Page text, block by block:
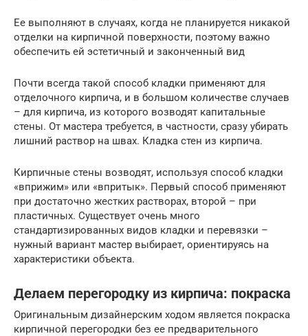
Ее выполняют в случаях, когда не планируется никакой
отделки на кирпичной поверхности, поэтому важно
обеспечить ей эстетичный и законченный вид
Почти всегда такой способ кладки применяют для
отделочного кирпича, и в большом количестве случаев
– для кирпича, из которого возводят капитальные
стены. От мастера требуется, в частности, сразу убирать
лишний раствор на швах. Кладка стен из кирпича.
Кирпичные стены возводят, используя способ кладки
«вприжим» или «впритык». Первый способ применяют
при достаточно жестких растворах, второй – при
пластичных. Существует очень много
стандартизированных видов кладки и перевязки –
нужный вариант мастер выбирает, ориентируясь на
характеристики объекта.
Делаем перегородку из кирпича: покраска
Оригинальным дизайнерским ходом является покраска
кирпичной перегородки без ее предварительного